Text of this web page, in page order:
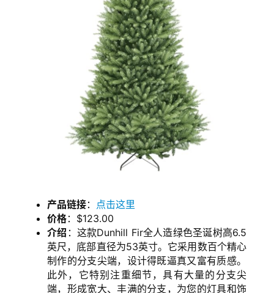
产品链接： 点击这里
价格：$123.00
介绍 ：这款Dunhill Fir全人造绿色圣诞树高6.5
英尺，底部直径为53英寸。它采用数百个精心
制作的分支尖端，设计得既逼真又富有质感。
此外，它特别注重细节，具有大量的分支尖
端，形成宽大、丰满的分支，为您的灯具和饰